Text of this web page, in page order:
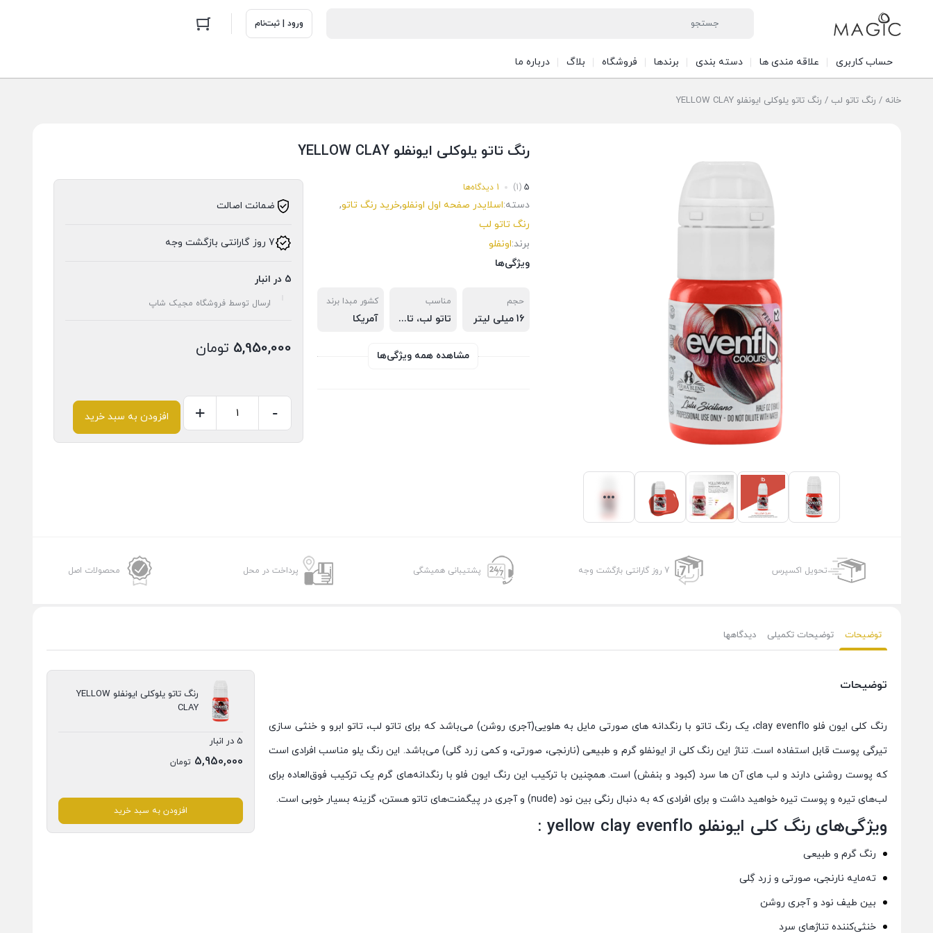
ورود | ثبت‌نام
حساب کاربری علاقه مندی ها دسته بندی برندها فروشگاه بلاگ درباره ما
خانه / رنگ تاتو لب / رنگ تاتو یلوکلی ایونفلو YELLOW CLAY
رنگ تاتو یلوکلی ایونفلو YELLOW CLAY
5
(1) 1 دیدگاه‌ها
دسته:اسلایدر صفحه اول اونفلو,خرید رنگ تاتو,
رنگ تاتو لب
برند:اونفلو
ویژگی‌ها
حجم
16 میلی لیتر
مناسب
تاتو لب، تاتو ابرو و خنثی سازی رنگ تیره
کشور مبدا برند
آمریکا
مشاهده همه ویژگی‌ها
ضمانت اصالت
7 روز گارانتی بازگشت وجه
5 در انبار
ارسال توسط فروشگاه مجیک شاپ
5,950,000 تومان
-
+ افزودن به سبد خرید
تحویل اکسپرس 7 روز گارانتی بازگشت وجه پشتیبانی همیشگی پرداخت در محل محصولات اصل
توضیحات توضیحات تکمیلی دیدگاهها
توضیحات
رنگ
کلی ایون فلو clay evenflo، یک رنگ تاتو با رنگدانه های صورتی مایل به هلویی(آجری روشن) می‌باشد که برای تاتو لب، تاتو ابرو و خنثی سازی
تیرگی پوست قابل استفاده است. تناژ این رنگکلی از ایونفلو گرم و طبیعی (نارنجی، صورتی، و کمی زرد گلی) می‌باشد. این رنگ یلو مناسب افرادی است
که پوست روشنی دارند و لب های آن ها سرد (کبود و بنفش) است. همچنین با ترکیب این رنگ ایون فلو با رنگدانه‌های گرم یک ترکیب فوق‌العاده برای
لب‌های تیره و پوست تیره خواهید داشت و برای افرادی که به دنبال رنگی بین نود (
nude) و آجری در پیگمنت‌های تاتو هستن، گزینه بسیار خوبی است.
ویژگی‌هایرنگکلی ایونفلو yellow clay evenflo :
رنگ گرم و طبیعی
ته‌مایه نارنجی، صورتی و زرد گِلی
بین طیف نود و آجری روشن
خنثی‌کننده تناژهای سرد
رنگ تاتو یلوکلی ایونفلو YELLOW
CLAY
5 در انبار
5,950,000 تومان
افزودن به سبد خرید